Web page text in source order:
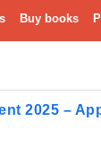
Buy books
2025 –